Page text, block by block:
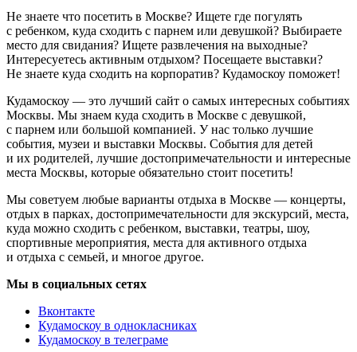
Не знаете что посетить в Москве? Ищете где погулять
с ребенком, куда сходить с парнем или девушкой? Выбираете
место для свидания? Ищете развлечения на выходные?
Интересуетесь активным отдыхом? Посещаете выставки?
Не знаете куда сходить на корпоратив? Кудамоскоу поможет!
Кудамоскоу — это лучший сайт о самых интересных событиях
Москвы. Мы знаем куда сходить в Москве с девушкой,
с парнем или большой компанией. У нас только лучшие
события, музеи и выставки Москвы. События для детей
и их родителей, лучшие достопримечательности и интересные
места Москвы, которые обязательно стоит посетить!
Мы советуем любые варианты отдыха в Москве — концерты,
отдых в парках, достопримечательности для экскурсий, места,
куда можно сходить с ребенком, выставки, театры, шоу,
спортивные мероприятия, места для активного отдыха
и отдыха с семьей, и многое другое.
Мы в социальных сетях
Вконтакте
Кудамоскоу в однокласниках
Кудамоскоу в телеграме